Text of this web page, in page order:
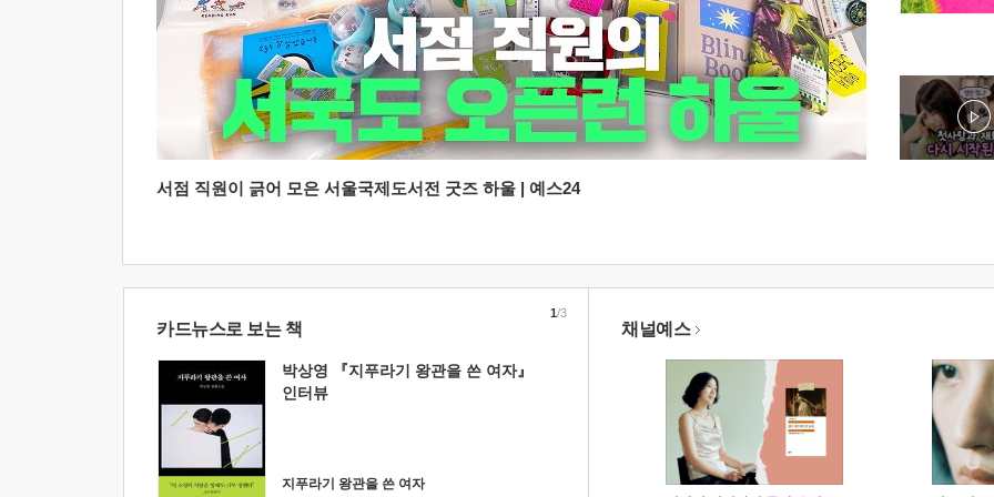
서점 직원이 긁어 모은 서울국제도서전 굿즈 하울 | 예스24
카드뉴스로 보는 책
박상영 『지푸라기 왕관을 쓴 여자』
인터뷰
지푸라기 왕관을 쓴 여자
1/3
채널예스